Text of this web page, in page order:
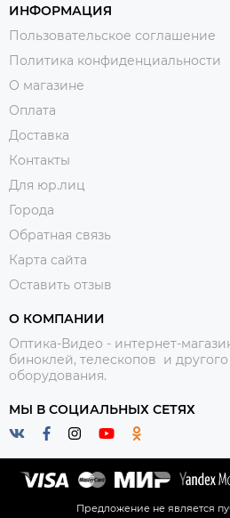
ИНФОРМАЦИЯ
Пользовательское соглашение
Политика конфиденциальности
О магазине
Оплата
Доставка
Контакты
Для юр.лиц
Города
Обратная связь
Карта сайта
Оставить отзыв
О КОМПАНИИ
Оптика-Видео - интернет-
биноклей, телескопов и другого
оборудования.
МЫ В СОЦИАЛЬНЫХ СЕТЯХ
Предложение не является